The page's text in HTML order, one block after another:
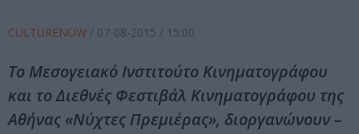
CULTURENOW / 07-08-2015 / 15:00
Το Μεσογειακό Ινστιτούτο Κινηματογράφου
και το Διεθνές Φεστιβάλ Κινηματογράφου της
Αθήνας «Νύχτες Πρεμιέρας», διοργανώνουν –